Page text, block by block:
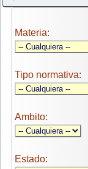
Materia:
Tipo normativa:
Ambito:
Estado: